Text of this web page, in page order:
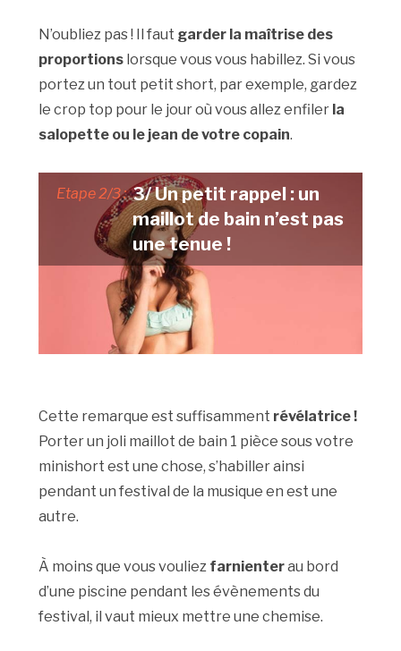
N’oubliez pas ! Il faut garder la maîtrise des
proportions lorsque vous vous habillez. Si vous
portez un tout petit short, par exemple, gardez
le crop top pour le jour où vous allez enfiler la
salopette ou le jean de votre copain.
Etape 2/3 : 3/ Un petit rappel : un
maillot de bain n’est pas
une tenue !
Cette remarque est suffisamment révélatrice !
Porter un joli maillot de bain 1 pièce sous votre
minishort est une chose, s’habiller ainsi
pendant un festival de la musique en est une
autre.
À moins que vous vouliez farnienterau bord
d’une piscine pendant les évènements du
festival, il vaut mieux mettre une chemise.